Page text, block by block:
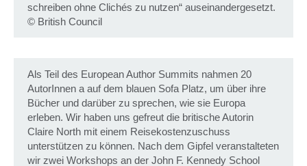
schreiben ohne Clichés zu nutzen“ auseinandergesetzt.
© British Council
Als Teil des European Author Summits nahmen 20
AutorInnen a auf dem blauen Sofa Platz, um über ihre
Bücher und darüber zu sprechen, wie sie Europa
erleben. Wir haben uns gefreut die britische Autorin
Claire North mit einem Reisekostenzuschuss
unterstützen zu können. Nach dem Gipfel veranstalteten
wir zwei Workshops an der John F. Kennedy School